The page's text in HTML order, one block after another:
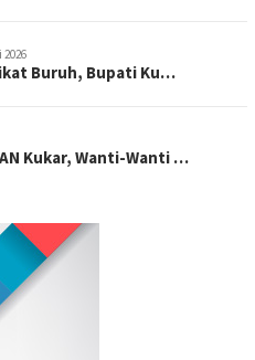
2026
Buruh, Bupati Ku…
Kukar, Wanti-Wanti …